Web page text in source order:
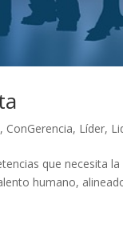
, ConGerencia, Líder,
que necesita
humano,